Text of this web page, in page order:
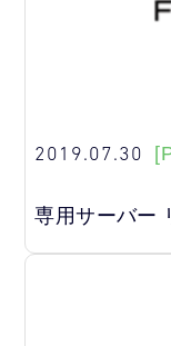
2019.07.30
専用サーバー